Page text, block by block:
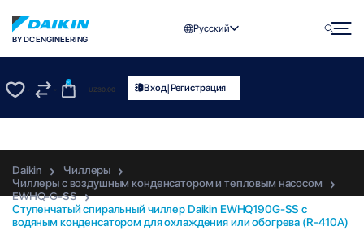
BY DC ENGINEERING
Русский
0
UZS0.00 Вход|Регистрация
Daikin
Чиллеры
Чиллеры с воздушным конденсатором и тепловым насосом
EWHQ-G-SS
Ступенчатый спиральный чиллер Daikin EWHQ190G-SS с
водяным конденсатором для охлаждения или обогрева (R-410A)